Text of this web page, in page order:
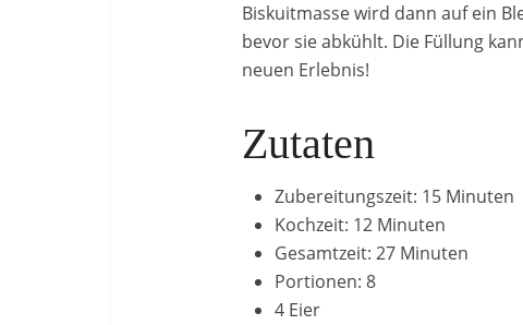
Biskuitmasse wird dann auf ein
bevor sie abkühlt. Die Füllung
neuen Erlebnis!
Zutaten
Zubereitungszeit: 15 Minuten
Kochzeit: 12 Minuten
Gesamtzeit: 27 Minuten
Portionen: 8
4 Eier